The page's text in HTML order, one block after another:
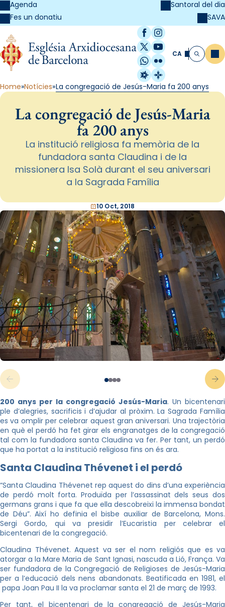
Agenda
Fes un donatiu
Santoral del dia
SAVA
Facebook
Instagram
X / Twitter
YouTube
WhatsApp
Flickr
Radio Estel
Catalunya
CA Cerca
Home Notícies La congregació de Jesús-Maria fa 200 anys
La congregació de Jesús-Maria
fa 200 anys
La institució religiosa fa memòria de la
fundadora santa Claudina i de la
missionera Isa Solà durant el seu aniversari
a la Sagrada Família
10 Oct, 2018
200 anys per la congregació Jesús-Maria. Un bicentenari
ple d’alegries, sacrificis i d’ajudar al pròxim. La Sagrada Família
es va omplir per celebrar aquest gran aniversari. Una trajectòria
en què el perdó ha fet girar els engranatges de la congregació
tal com la fundadora santa Claudina va fer. Per tant, un perdó
que ha portat a la institució religiosa fins on és ara.
Santa Claudina Thévenet i el perdó
“Santa Claudina Thévenet rep aquest do dins d’una experiència
de perdó molt forta. Produïda per l’assassinat dels seus dos
germans grans i que fa que ella descobreixi la immensa bondat
de Déu”. Així ho definia el bisbe auxiliar de Barcelona, Mons.
Sergi Gordo, qui va presidir l’Eucaristia per celebrar el
bicentenari de la congregació.
Claudina Thévenet. Aquest va ser el nom religiós que es va
atorgar a la Mare Maria de Sant Ignasi, nascuda a Lió, França. Va
ser fundadora de la Congregació de Religioses de Jesús-Maria
per a l’educació dels nens abandonats. Beatificada en 1981, el
papa Joan Pau II la va proclamar santa el 21 de març de 1993.
Per tant, el bicentenari de la congregació de Jesús-Maria